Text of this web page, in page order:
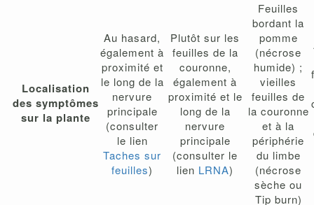
Localisation
des symptômes
sur la plante
Au hasard,
également à
proximité et
le long de la
nervure
principale
(consulter
le lien
Taches sur
feuilles)
Plutôt sur les
feuilles de la
couronne,
également à
proximité et le
long de la
nervure
principale
(consulter le
lien LRNA)
Feuilles
bordant la
pomme
(nécrose
humide) ;
vieilles
feuilles de
la couronne
et à la
périphérie
du limbe
(nécrose
sèche ou
Tip burn)